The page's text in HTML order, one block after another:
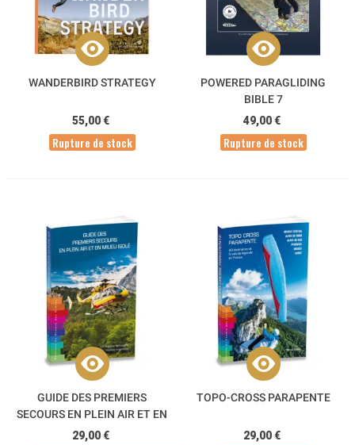
WANDERBIRD STRATEGY
55,00 €
Rupture de stock
POWERED PARAGLIDING
BIBLE 7
49,00 €
Rupture de stock
GUIDE DES PREMIERS
SECOURS EN PLEIN AIR ET EN
MILIEU ISOLÉ
29,00 €
TOPO-CROSS PARAPENTE
29,00 €